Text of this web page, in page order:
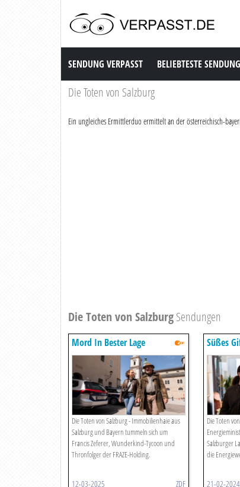
Sendung Verpasst
SENDUNG VERPASST BELIEBTESTE
Die Toten von Salzburg
Ein ungleiches Ermittlerduo ermittelt an der österreichisch-
Die Toten von SalzburgSendungen
Mord In Bester Lage
Die Toten von Salzburg - Immobilienhaie aus
Salzburg und Bayern tummeln sich um
Francis Zeferer, Wunderkind-Tycoon und
Thronfolger der FRAZE-Holding.
12-03-2025 ZDF
Süßes
Die Toten
Salzburger
die
21-02-2024